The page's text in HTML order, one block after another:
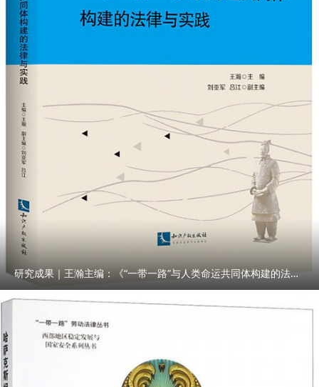
研究成果｜王瀚主编：《“一带一路”与人类命运共同体构建的法律与实践》